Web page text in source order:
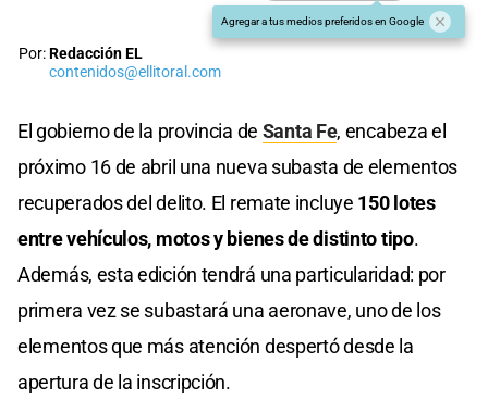
Agregar a tus medios preferidos en Google
Por:Redacción EL
contenidos@ellitoral.com
El gobierno de la provincia de Santa Fe, encabeza el
próximo 16 de abril una nueva subasta de elementos
recuperados del delito. El remate incluye 150 lotes
entre vehículos, motos y bienes de distinto tipo.
Además, esta edición tendrá una particularidad: por
primera vez se subastará una aeronave, uno de los
elementos que más atención despertó desde la
apertura de la inscripción.